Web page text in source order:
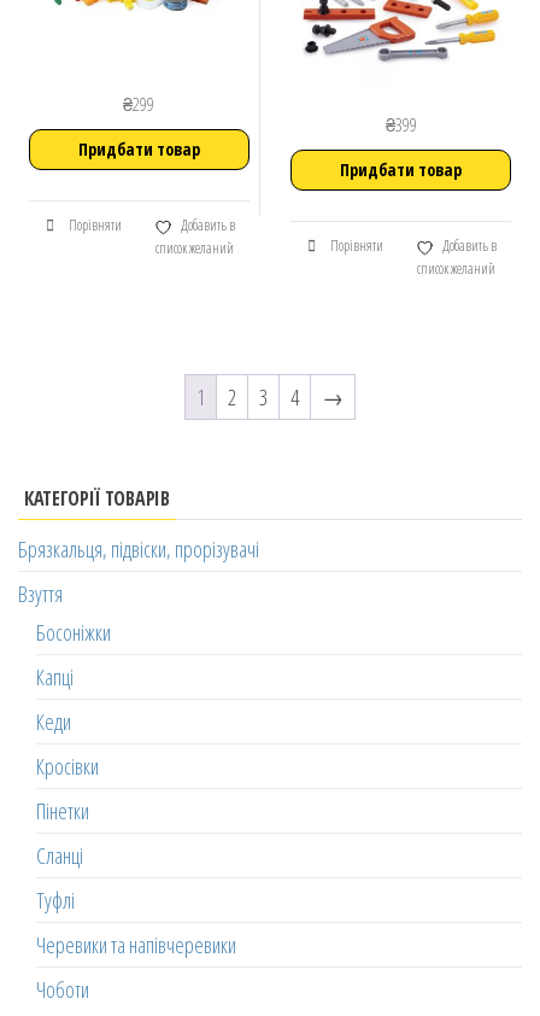
₴299
Придбати товар
Порівняти
Добавить в
список желаний
₴399
Придбати товар
Порівняти
Добавить в
список желаний
1 2 3 4 →
КАТЕГОРІЇ ТОВАРІВ
Брязкальця, підвіски, прорізувачі
Взуття
Босоніжки
Капці
Кеди
Кросівки
Пінетки
Сланці
Туфлі
Черевики та напівчеревики
Чоботи